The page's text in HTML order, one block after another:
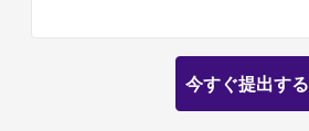
今すぐ提出する